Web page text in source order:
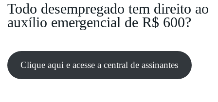
Todo desempregado tem direito ao
auxílio emergencial de R$ 600?
Clique aqui e acesse a central de assinantes